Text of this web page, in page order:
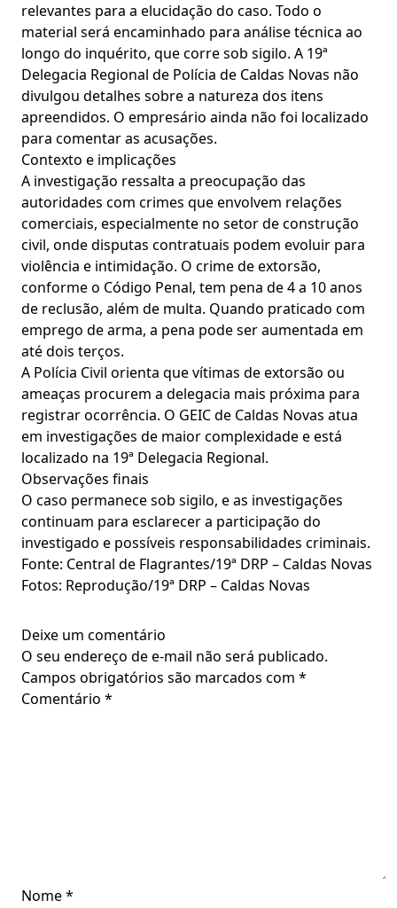
relevantes para a elucidação do caso. Todo o
material será encaminhado para análise técnica ao
longo do inquérito, que corre sob sigilo. A 19ª
Delegacia Regional de Polícia de Caldas Novas não
divulgou detalhes sobre a natureza dos itens
apreendidos. O empresário ainda não foi localizado
para comentar as acusações.
Contexto e implicações
A investigação ressalta a preocupação das
autoridades com crimes que envolvem relações
comerciais, especialmente no setor de construção
civil, onde disputas contratuais podem evoluir para
violência e intimidação. O crime de extorsão,
conforme o Código Penal, tem pena de 4 a 10 anos
de reclusão, além de multa. Quando praticado com
emprego de arma, a pena pode ser aumentada em
até dois terços.
A Polícia Civil orienta que vítimas de extorsão ou
ameaças procurem a delegacia mais próxima para
registrar ocorrência. O GEIC de Caldas Novas atua
em investigações de maior complexidade e está
localizado na 19ª Delegacia Regional.
Observações finais
O caso permanece sob sigilo, e as investigações
continuam para esclarecer a participação do
investigado e possíveis responsabilidades criminais.
Fonte: Central de Flagrantes/19ª DRP – Caldas Novas
Fotos: Reprodução/19ª DRP – Caldas Novas
Deixe um comentário
O seu endereço de e-mail não será publicado.
Campos obrigatórios são marcados com *
Comentário *
Nome*